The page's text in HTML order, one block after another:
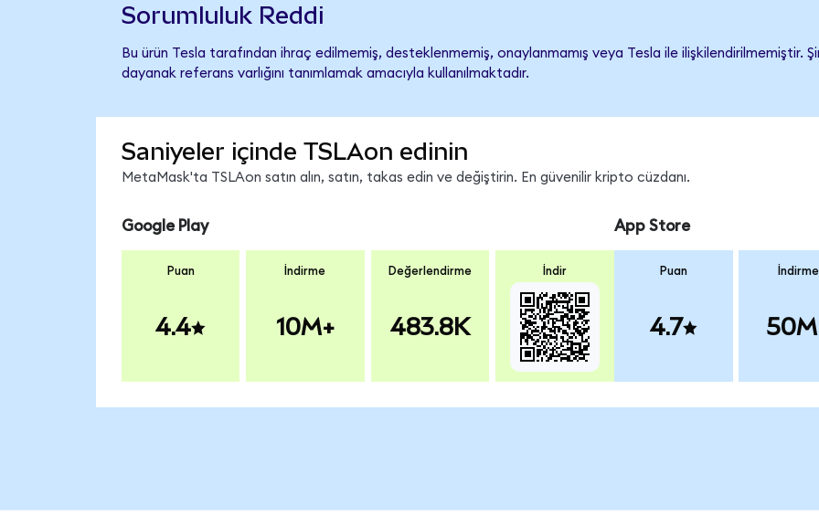
Sorumluluk Reddi
Bu ürün Tesla tarafından ihraç edilmemiş, desteklenmemiş, onaylanmamış veya Tesla ile ilişkilendirilmemiştir.
dayanak referans varlığını tanımlamak amacıyla kullanılmaktadır.
Saniyeler içinde TSLAon edinin
MetaMask'ta TSLAon satın alın, satın, takas edin ve değiştirin. En güvenilir kripto cüzdanı.
Google Play
Puan
4.4
İndirme
10M+
Değerlendirme
483.8K
İndir
App Store
Puan
4.7
İndirme